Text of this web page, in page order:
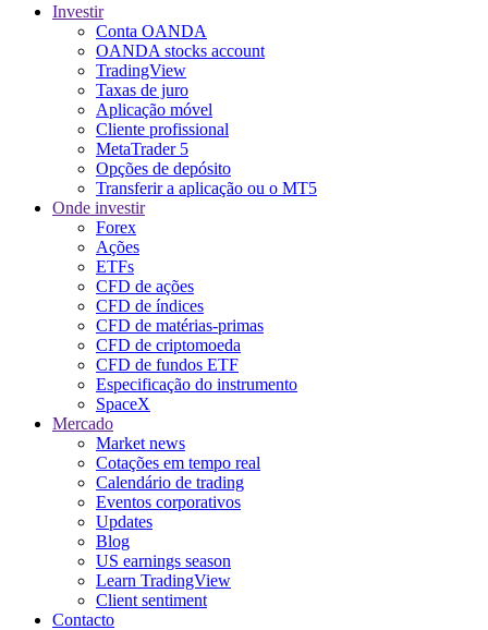
Investir
Conta OANDA
OANDA stocks account
TradingView
Taxas de juro
Aplicação móvel
Cliente profissional
MetaTrader 5
Opções de depósito
Transferir a aplicação ou o MT5
Onde investir
Forex
Ações
ETFs
CFD de ações
CFD de índices
CFD de matérias-primas
CFD de criptomoeda
CFD de fundos ETF
Especificação do instrumento
SpaceX
Mercado
Market news
Cotações em tempo real
Calendário de trading
Eventos corporativos
Updates
Blog
US earnings season
Learn TradingView
Client sentiment
Contacto